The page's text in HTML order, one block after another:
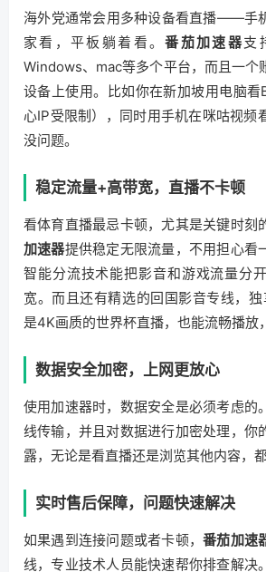
海外党通常会用多种设备看直播——手
家看，平板躺着看。番茄加速器支
Windows、mac等多个平台，而且一个
设备上使用。比如你在新加坡用电脑看
心IP受限制），同时用手机在咪咕视频
没问题。
稳定流量+高带宽，直播不卡顿
看体育直播最忌卡顿，尤其是关键时刻
加速器提供稳定无限流量，不用担心看
智能分流技术能把影音和游戏流量分
宽。而且还有精选的回国影音专线，
是4K画质的世界杯直播，也能流畅播放
数据安全加密，上网更放心
使用加速器时，数据安全是必须考虑的
线传输，并且对数据进行加密处理，你
露，无论是看直播还是浏览其他内容，
实时售后保障，问题快速解决
如果遇到连接问题或者卡顿，番茄加速
线，专业技术人员能快速帮你排查解决